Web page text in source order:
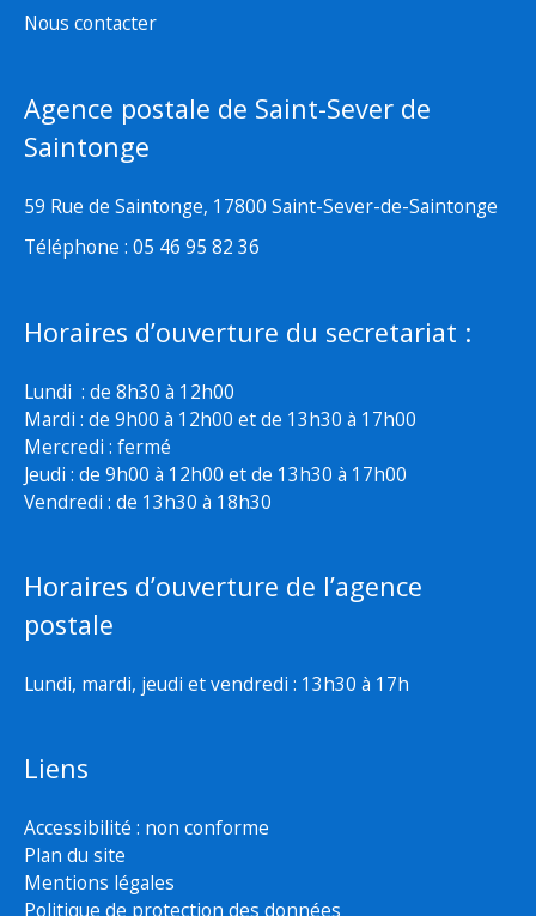
Nous contacter
Agence postale de Saint-Sever de
Saintonge
59 Rue de Saintonge, 17800 Saint-Sever-de-Saintonge
Téléphone : 05 46 95 82 36
Horaires d’ouverture du secretariat :
Lundi : de 8h30 à 12h00
Mardi : de 9h00 à 12h00 et de 13h30 à 17h00
Mercredi : fermé
Jeudi : de 9h00 à 12h00 et de 13h30 à 17h00
Vendredi : de 13h30 à 18h30
Horaires d’ouverture de l’agence
postale
Lundi, mardi, jeudi et vendredi : 13h30 à 17h
Liens
Accessibilité : non conforme
Plan du site
Mentions légales
Politique de protection des données